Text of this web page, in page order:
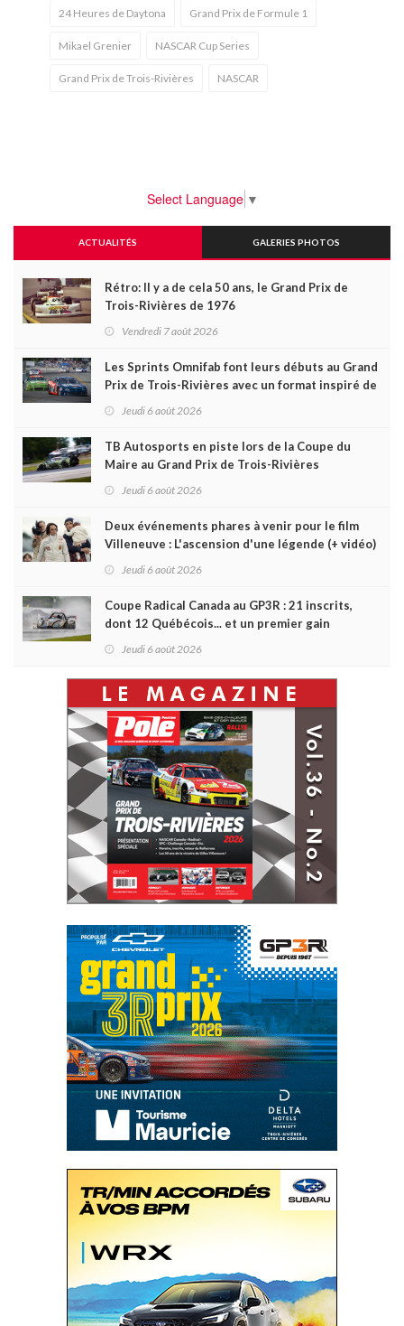
24 Heures de Daytona Grand Prix de Formule 1
Mikael Grenier NASCAR Cup Series
Grand Prix de Trois-Rivières NASCAR
Select Language ▼
ACTUALITÉS GALERIES PHOTOS
Rétro: Il y a de cela 50 ans, le Grand Prix de
Trois-Rivières de 1976
Vendredi 7 août 2026
Les Sprints Omnifab font leurs débuts au Grand
Prix de Trois-Rivières avec un format inspiré de
Jeudi 6 août 2026
TB Autosports en piste lors de la Coupe du
Maire au Grand Prix de Trois-Rivières
Jeudi 6 août 2026
Deux événements phares à venir pour le film
Villeneuve : L'ascension d'une légende (+ vidéo)
Jeudi 6 août 2026
Coupe Radical Canada au GP3R : 21 inscrits,
dont 12 Québécois... et un premier gain
Jeudi 6 août 2026